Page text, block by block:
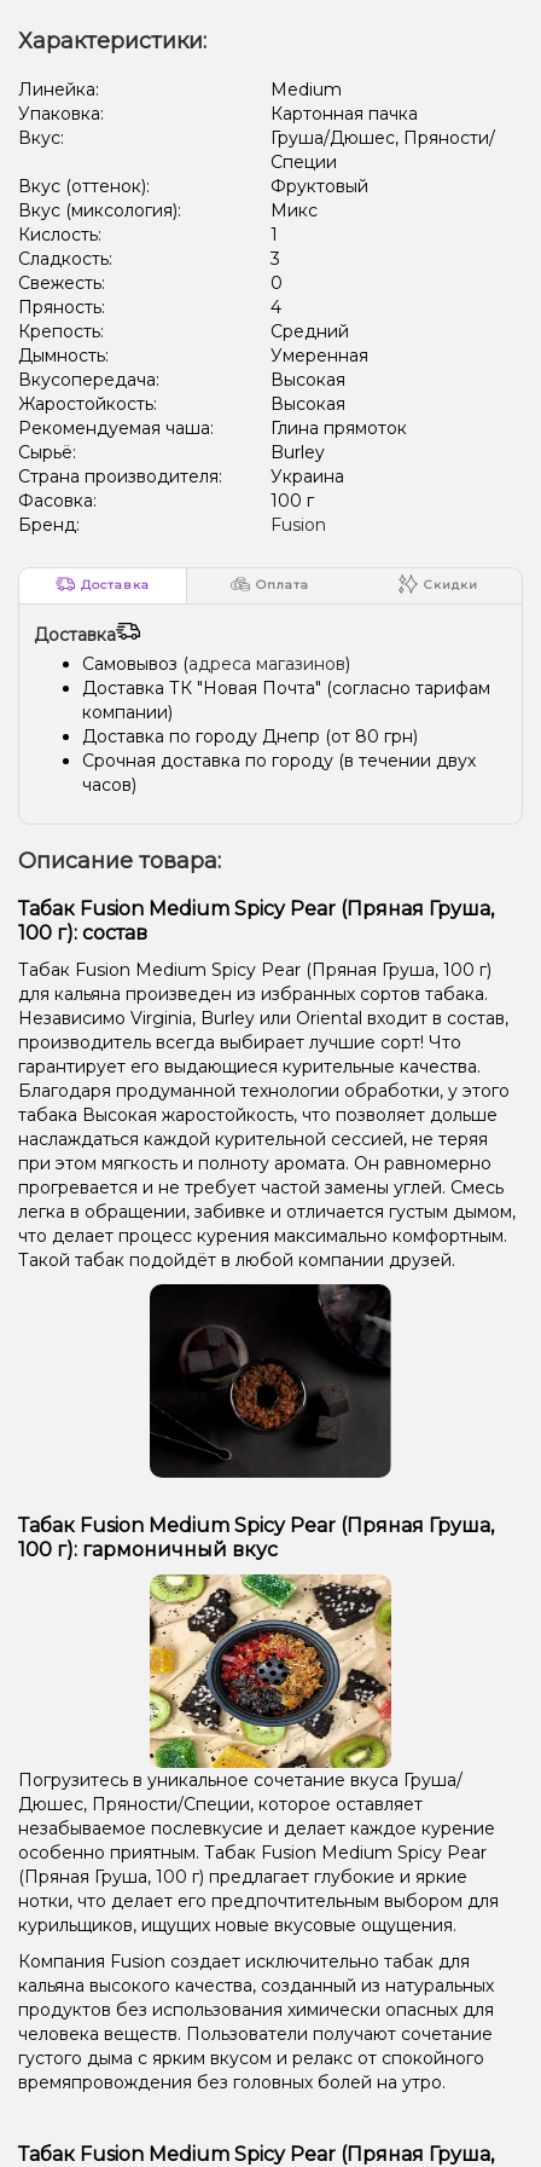
Вишня/Черешня, Ежевика, Лёд/Холодок
Арбуз, Дыня, Лёд/Холодок
Киви, Лёд/Холодок, Лимон, Черника/Голубика
Грейпфрут, Клубника, Малина Конфеты, Мультифрукт
Характеристики:
Линейка:
Medium
Упаковка:
Картонная пачка
Вкус:
Груша/Дюшес, Пряности/
Специи
Вкус (оттенок):
Фруктовый
Вкус (миксология):
Микс
Кислость:
1
Сладкость:
3
Свежесть:
0
Пряность:
4
Крепость:
Средний
Дымность:
Умеренная
Вкусопередача:
Высокая
Жаростойкость:
Высокая
Рекомендуемая чаша:
Глина прямоток
Сырьё:
Burley
Страна производителя:
Украина
Фасовка:
100 г
Бренд:
Fusion
Доставка Оплата Скидки
Доставка
Самовывоз (адреса магазинов)
Доставка ТК "Новая Почта" (согласно тарифам
компании)
Доставка по городу Днепр (от 80 грн)
Срочная доставка по городу (в течении двух
часов)
Описание товара:
Табак Fusion Medium Spicy Pear (Пряная Груша,
100 г): состав
Табак Fusion Medium Spicy Pear (Пряная Груша, 100 г)
для кальяна произведен из избранных сортов табака.
Независимо Virginia, Burley или Oriental входит в состав,
производитель всегда выбирает лучшие сорт! Что
гарантирует его выдающиеся курительные качества.
Благодаря продуманной технологии обработки, у этого
табака Высокая жаростойкость, что позволяет дольше
наслаждаться каждой курительной сессией, не теряя
при этом мягкость и полноту аромата. Он равномерно
прогревается и не требует частой замены углей. Смесь
легка в обращении, забивке и отличается густым дымом,
что делает процесс курения максимально комфортным.
Такой табак подойдёт в любой компании друзей.
Табак Fusion Medium Spicy Pear (Пряная Груша,
100 г): гармоничный вкус
Погрузитесь в уникальное сочетание вкуса Груша/
Дюшес, Пряности/Специи, которое оставляет
незабываемое послевкусие и делает каждое курение
особенно приятным. Табак Fusion Medium Spicy Pear
(Пряная Груша, 100 г) предлагает глубокие и яркие
нотки, что делает его предпочтительным выбором для
курильщиков, ищущих новые вкусовые ощущения.
Компания Fusion создает исключительно табак для
кальяна высокого качества, созданный из натуральных
продуктов без использования химически опасных для
человека веществ. Пользователи получают сочетание
густого дыма с ярким вкусом и релакс от спокойного
времяпровождения без головных болей на утро.
Табак Fusion Medium Spicy Pear (Пряная Груша,